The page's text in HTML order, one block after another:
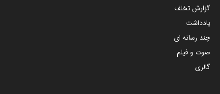
گزارش تخلف
یادداشت
چند رسانه ای
صوت و فیلم
گالری